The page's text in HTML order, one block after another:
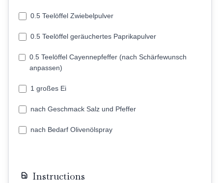
0.5 Teelöffel Zwiebelpulver
0.5 Teelöffel geräuchertes Paprikapulver
0.5 Teelöffel Cayennepfeffer (nach Schärfewunsch
anpassen)
1 großes Ei
nach Geschmack Salz und Pfeffer
nach Bedarf Olivenölspray
Instructions